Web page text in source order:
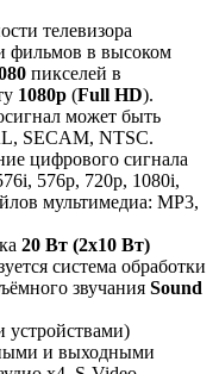
телевизора
фильмов в высоком
пикселей в
1080p (Full HD).
может быть
SECAM, NTSC.
цифрового сигнала
576p, 720p, 1080i,
мультимедиа: MP3,
20 Вт (2x10 Вт)
система обработки
звучания Sound
устройствами)
и выходными